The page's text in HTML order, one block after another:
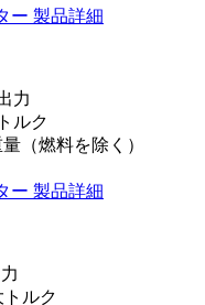
ー 製品詳細
力
ルク
（燃料を除く）
ー 製品詳細
トルク